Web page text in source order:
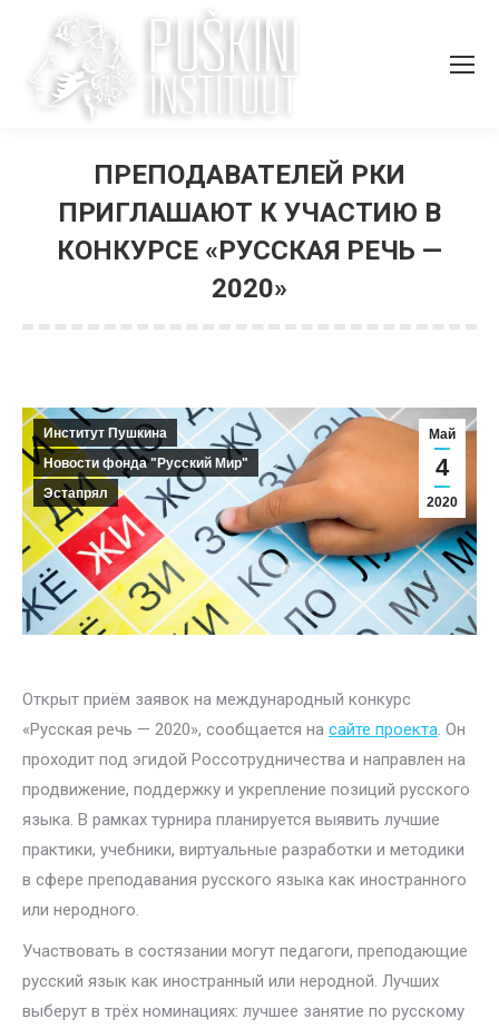
ПРЕПОДАВАТЕЛЕЙ РКИ
ПРИГЛАШАЮТ К УЧАСТИЮ В
КОНКУРСЕ «РУССКАЯ РЕЧЬ —
2020»
Май
4
2020
Институт Пушкина
Новости фонда "Русский Мир"
Эстапрял
Открыт приём заявок на международный конкурс
«Русская речь — 2020», сообщается на сайте проекта. Он
проходит под эгидой Россотрудничества и направлен на
продвижение, поддержку и укрепление позиций русского
языка. В рамках турнира планируется выявить лучшие
практики, учебники, виртуальные разработки и методики
в сфере преподавания русского языка как иностранного
или неродного.
Участвовать в состязании могут педагоги, преподающие
русский язык как иностранный или неродной. Лучших
выберут в трёх номинациях: лучшее занятие по русскому